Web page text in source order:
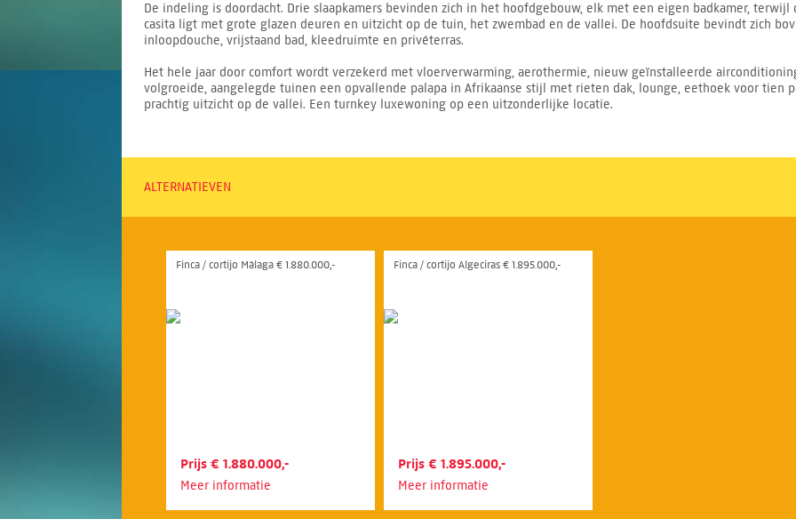
De indeling is doordacht. Drie slaapkamers bevinden zich in het hoofdgebouw, elk met een eigen badkamer,
casita ligt met grote glazen deuren en uitzicht op de tuin, het zwembad en de vallei. De hoofdsuite bevindt zich
inloopdouche, vrijstaand bad, kleedruimte en privéterras.
Het hele jaar door comfort wordt verzekerd met vloerverwarming, aerothermie, nieuw geïnstalleerde
volgroeide, aangelegde tuinen een opvallende palapa in Afrikaanse stijl met rieten dak, lounge, eethoek voor tien
prachtig uitzicht op de vallei. Een turnkey luxewoning op een uitzonderlijke locatie.
ALTERNATIEVEN
Finca / cortijo Málaga € 1.880.000,-
Prijs € 1.880.000,-
Meer informatie
Finca / cortijo Algeciras € 1.895.000,-
Prijs € 1.895.000,-
Meer informatie